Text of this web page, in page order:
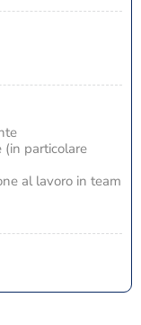
(in particolare
al lavoro in team